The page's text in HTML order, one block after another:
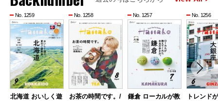
No. 1259
北海道 おいしく遊
No. 1258
お茶の時間です。/
No. 1257
鎌倉 ローカルが教
No. 1256
トレンド